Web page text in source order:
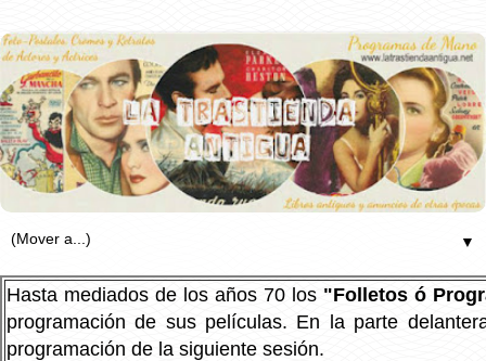
▼
Hasta mediados de los años 70 los "Folletos ó
programación de sus películas. En la parte
programación de la siguiente sesión.